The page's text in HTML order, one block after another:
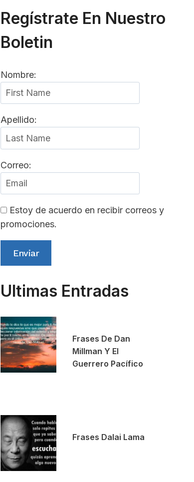
Regístrate En Nuestro
Boletin
Nombre:
Apellido:
Correo:
Estoy de acuerdo en recibir correos y
promociones.
Enviar
Ultimas Entradas
Frases De Dan
Millman Y El
Guerrero Pacífico
Frases Dalai Lama